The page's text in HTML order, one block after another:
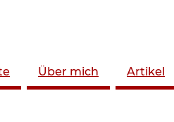
Über mich Artikel